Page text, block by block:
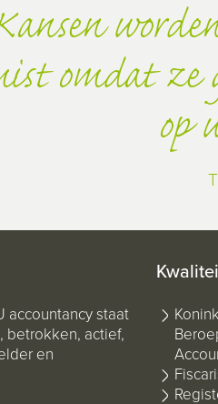
omdat
op
accountancy staat
betrokken, actief,
en